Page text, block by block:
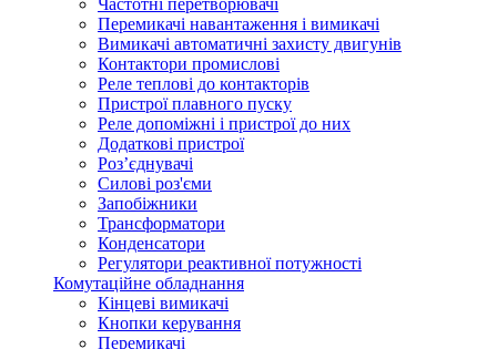
Частотні перетворювачі
Перемикачі навантаження і вимикачі
Вимикачі автоматичні захисту двигунів
Контактори промислові
Реле теплові до контакторів
Пристрої плавного пуску
Реле допоміжні і пристрої до них
Додаткові пристрої
Роз’єднувачі
Силові роз'єми
Запобіжники
Трансформатори
Конденсатори
Регулятори реактивної потужності
Комутаційне обладнання
Кінцеві вимикачі
Кнопки керування
Перемикачі